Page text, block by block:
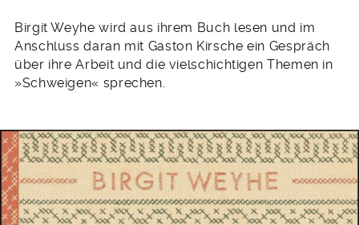
Birgit Weyhe wird aus ihrem Buch lesen und im
Anschluss daran mit Gaston Kirsche ein Gespräch
über ihre Arbeit und die vielschichtigen Themen in
»Schweigen« sprechen.